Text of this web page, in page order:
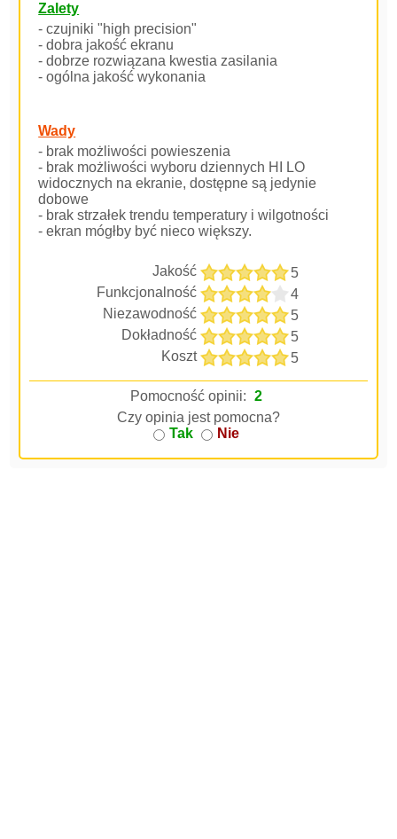
Zalety
- czujniki "high precision"
- dobra jakość ekranu
- dobrze rozwiązana kwestia zasilania
- ogólna jakość wykonania
Wady
- brak możliwości powieszenia
- brak możliwości wyboru dziennych HI LO
widocznych na ekranie, dostępne są jedynie
dobowe
- brak strzałek trendu temperatury i wilgotności
- ekran mógłby być nieco większy.
Jakość
5
Funkcjonalność
4
Niezawodność
5
Dokładność
5
Koszt
5
Pomocność opinii: 2
Czy opinia jest pomocna?
Tak
Nie